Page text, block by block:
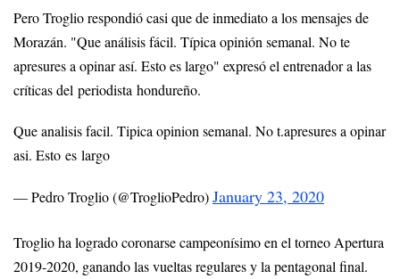
Pero Troglio respondió casi que de inmediato a los mensajes de
Morazán. "Que análisis fácil. Típica opinión semanal. No te
apresures a opinar así. Esto es largo" expresó el entrenador a las
críticas del periodista hondureño.
Que analisis facil. Tipica opinion semanal. No t.apresures a opinar
asi. Esto es largo
— Pedro Troglio (@TroglioPedro)January 23, 2020
Troglio ha logrado coronarse campeonísimo en el torneo Apertura
2019-2020, ganando las vueltas regulares y la pentagonal final.